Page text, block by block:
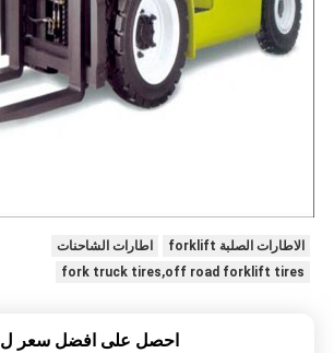
الاطارات الصلبة forklift
اطارات الشاحنات
fork truck tires,off road forklift tires
احصل على افضل سعر ل